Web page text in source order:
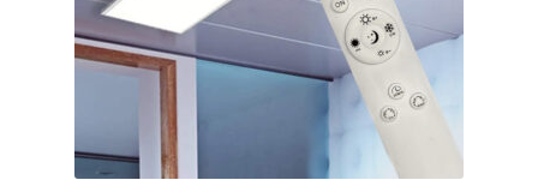
► ZAHLARTEN
► VERSANDARTEN